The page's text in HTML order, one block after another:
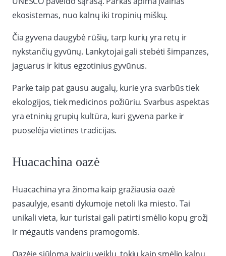
ekosistemas, nuo kalnų iki tropinių miškų.
Čia gyvena daugybė rūšių, tarp kurių yra retų ir
nykstančių gyvūnų. Lankytojai gali stebėti šimpanzes,
jaguarus ir kitus egzotinius gyvūnus.
Parke taip pat gausu augalų, kurie yra svarbūs tiek
ekologijos, tiek medicinos požiūriu. Svarbus aspektas
yra etninių grupių kultūra, kuri gyvena parke ir
puoselėja vietines tradicijas.
Huacachina oazė
Huacachina yra žinoma kaip gražiausia oazė
pasaulyje, esanti dykumoje netoli Ika miesto. Tai
unikali vieta, kur turistai gali patirti smėlio kopų grožį
ir mėgautis vandens pramogomis.